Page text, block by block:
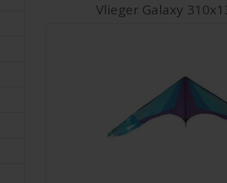
Vlieger Galaxy